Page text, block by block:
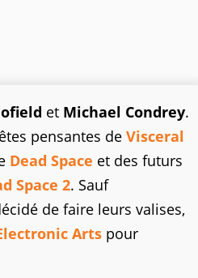
et Michael Condrey.
pensantes de Visceral
Dead Space et des futurs
Space 2. Sauf
de faire leurs valises,
Arts pour